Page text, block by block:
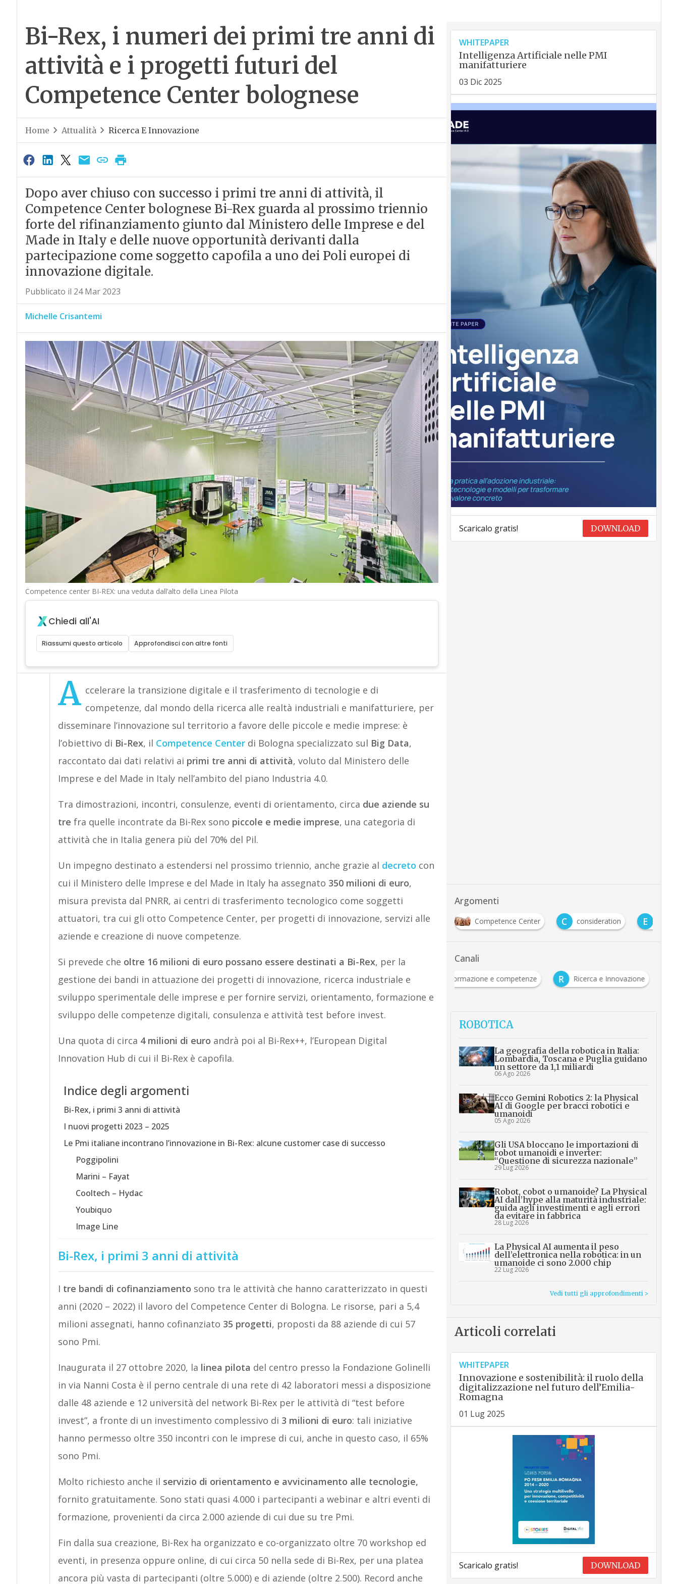
Bi-Rex, i numeri dei primi tre anni di
attività e i progetti futuri del
Competence Center bolognese
Home Attualità Ricerca E Innovazione
Dopo aver chiuso con successo i primi tre anni di attività, il
Competence Center bolognese Bi-Rex guarda al prossimo triennio
forte del rifinanziamento giunto dal Ministero delle Imprese e del
Made in Italy e delle nuove opportunità derivanti dalla
partecipazione come soggetto capofila a uno dei Poli europei di
innovazione digitale.
Pubblicato il 24 Mar 2023
Michelle Crisantemi
Competence center BI-REX: una veduta dall’alto della Linea Pilota
Chiedi all'AI
Riassumi questo articolo Approfondisci con altre fonti
A ccelerare la transizione digitale e il trasferimento di tecnologie e di
competenze, dal mondo della ricerca alle realtà industriali e manifatturiere, per
disseminare l’innovazione sul territorio a favore delle piccole e medie imprese: è
l’obiettivo di Bi-Rex, il Competence Centerdi Bologna specializzato sul Big Data,
raccontato dai dati relativi ai primi tre anni di attività, voluto dal Ministero delle
Imprese e del Made in Italy nell’ambito del piano Industria 4.0.
Tra dimostrazioni, incontri, consulenze, eventi di orientamento, circa due aziende su
tre fra quelle incontrate da Bi-Rex sono piccole e medie imprese, una categoria di
attività che in Italia genera più del 70% del Pil.
Un impegno destinato a estendersi nel prossimo triennio, anche grazie al decreto con
cui il Ministero delle Imprese e del Made in Italy ha assegnato 350 milioni di euro,
misura prevista dal PNRR, ai centri di trasferimento tecnologico come soggetti
attuatori, tra cui gli otto Competence Center, per progetti di innovazione, servizi alle
aziende e creazione di nuove competenze.
Si prevede che oltre 16 milioni di euro possano essere destinati a Bi-Rex, per la
gestione dei bandi in attuazione dei progetti di innovazione, ricerca industriale e
sviluppo sperimentale delle imprese e per fornire servizi, orientamento, formazione e
sviluppo delle competenze digitali, consulenza e attività test before invest.
Una quota di circa 4 milioni di euro andrà poi al Bi-Rex++, l’European Digital
Innovation Hub di cui il Bi-Rex è capofila.
Indice degli argomenti
Bi-Rex, i primi 3 anni di attività
I nuovi progetti 2023 – 2025
Le Pmi italiane incontrano l’innovazione in Bi-Rex: alcune customer case di successo
Poggipolini
Marini – Fayat
Cooltech – Hydac
Youbiquo
Image Line
Bi-Rex, i primi 3 anni di attività
I tre bandi di cofinanziamento sono tra le attività che hanno caratterizzato in questi
anni (2020 – 2022) il lavoro del Competence Center di Bologna. Le risorse, pari a 5,4
milioni assegnati, hanno cofinanziato 35 progetti, proposti da 88 aziende di cui 57
sono Pmi.
Inaugurata il 27 ottobre 2020, la linea pilota del centro presso la Fondazione Golinelli
in via Nanni Costa è il perno centrale di una rete di 42 laboratori messi a disposizione
dalle 48 aziende e 12 università del network Bi-Rex per le attività di “test before
invest”, a fronte di un investimento complessivo di 3 milioni di euro: tali iniziative
hanno permesso oltre 350 incontri con le imprese di cui, anche in questo caso, il 65%
sono Pmi.
Molto richiesto anche il servizio di orientamento e avvicinamento alle tecnologie,
fornito gratuitamente. Sono stati quasi 4.000 i partecipanti a webinar e altri eventi di
formazione, provenienti da circa 2.000 aziende di cui due su tre Pmi.
Fin dalla sua creazione, Bi-Rex ha organizzato e co-organizzato oltre 70 workshop ed
eventi, in presenza oppure online, di cui circa 50 nella sede di Bi-Rex, per una platea
ancora più vasta di partecipanti (oltre 5.000) e di aziende (oltre 2.500). Record anche
WHITEPAPER
Intelligenza Artificiale nelle PMI
manifatturiere
03 Dic 2025
Scaricalo gratis! DOWNLOAD
Argomenti
B
BI-REX Competence Center C consideration E EDIH
Canali
F
Formazione e competenze R Ricerca e Innovazione
ROBOTICA
La geografia della robotica in Italia:
Lombardia, Toscana e Puglia guidano
un settore da 1,1 miliardi
06 Ago 2026
Ecco Gemini Robotics 2: la Physical
AI di Google per bracci robotici e
umanoidi
05 Ago 2026
Gli USA bloccano le importazioni di
robot umanoidi e inverter:
“Questione di sicurezza nazionale”
29 Lug 2026
Robot, cobot o umanoide? La Physical
AI dall’hype alla maturità industriale:
guida agli investimenti e agli errori
da evitare in fabbrica
28 Lug 2026
La Physical AI aumenta il peso
dell’elettronica nella robotica: in un
umanoide ci sono 2.000 chip
22 Lug 2026
Vedi tutti gli approfondimenti >
Articoli correlati
WHITEPAPER
Innovazione e sostenibilità: il ruolo della
digitalizzazione nel futuro dell’Emilia-
Romagna
01 Lug 2025
Scaricalo gratis! DOWNLOAD